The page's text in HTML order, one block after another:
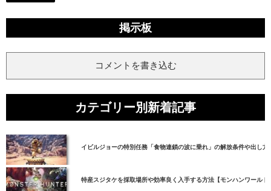
掲示板
コメントを書き込む
カテゴリー別新着記事
イビルジョーの特別任務「食物連鎖の波に乗れ」の解放条件や出し
特産スジタケを採取場所や効率良く入手する方法【モンハンワールド